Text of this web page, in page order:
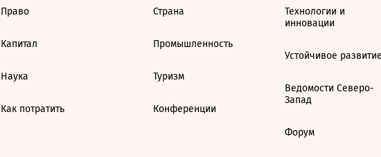
Право
Капитал
Наука
Как потратить
Страна
Промышленность
Туризм
Конференции
Технологии и
инновации
Устойчивое
Ведомости Северо-
Запад
Форум